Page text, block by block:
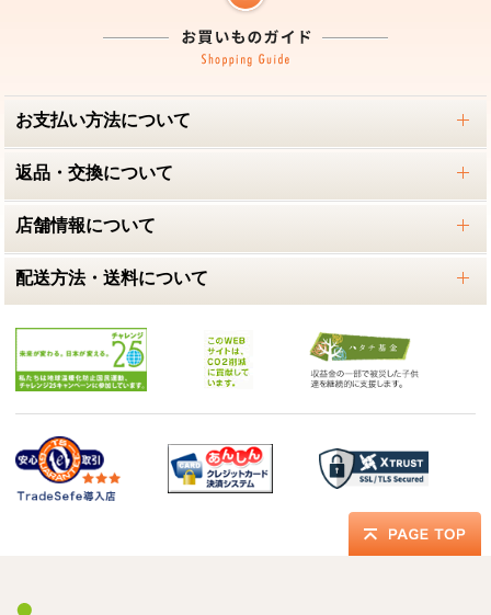
お支払い方法について
返品・交換について
店舗情報について
配送方法・送料について